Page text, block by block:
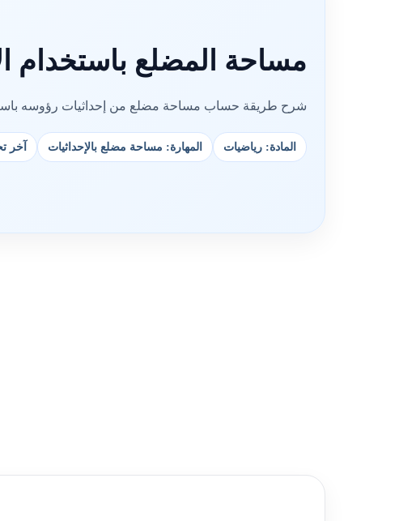
مساحة المضلع باستخدام
شرح طريقة حساب مساحة مضلع من إحداثيات رؤوسه
المادة: رياضيات المهارة: مساحة مضلع بالإحداثيات آخر